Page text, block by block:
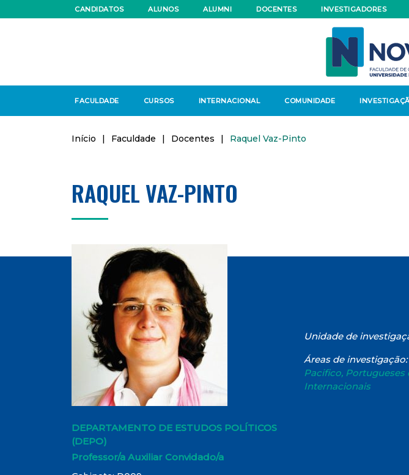
CANDIDATOS ALUNOS ALUMNI DOCENTES INVESTIGADORES
FACULDADE CURSOS INTERNACIONAL COMUNIDADE
Início | Faculdade | Docentes | Raquel Vaz-Pinto
RAQUEL VAZ-PINTO
DEPARTAMENTO DE ESTUDOS POLÍTICOS
(DEPO)
Professor/a Auxiliar Convidado/a
Unidade de
Áreas de investigação:
Pacifico, Portugueses
Internacionais